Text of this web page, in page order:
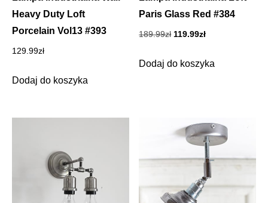
Heavy Duty Loft
Porcelain Vol13 #393
129.99zł
Dodaj do koszyka
Paris Glass Red #384
189.99zł Pierwotna
wynosiła:
119.99złAktualna
wynosi:
Dodaj do koszyka